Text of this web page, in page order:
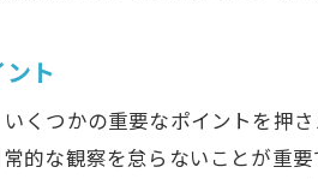
家庭ででき
日常点検を
ト
くつかの重要なポイントを押
的な観察を怠らないことが重